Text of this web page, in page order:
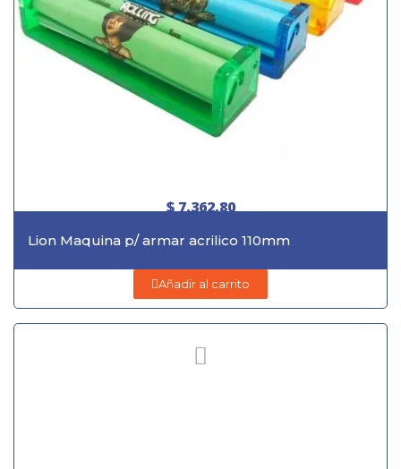
$ 7.362,80
Lion Maquina p/ armar acrilico 110mm
Añadir al carrito